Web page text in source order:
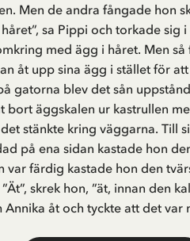
Men de andra fångade hon
sa Pippi och torkade sig
med ägg i håret. Men
åt upp sina ägg i stället för
gatorna blev det sån
äggskalen ur kastrullen
stänkte kring väggarna. Till
på ena sidan kastade hon
färdig kastade hon den
”Ät”, skrek hon, ”ät, innan den
Annika åt och tyckte att det var